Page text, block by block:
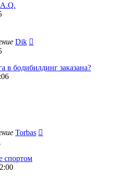
Dik
в бодибилдинг заказана?
Torbas
спортом